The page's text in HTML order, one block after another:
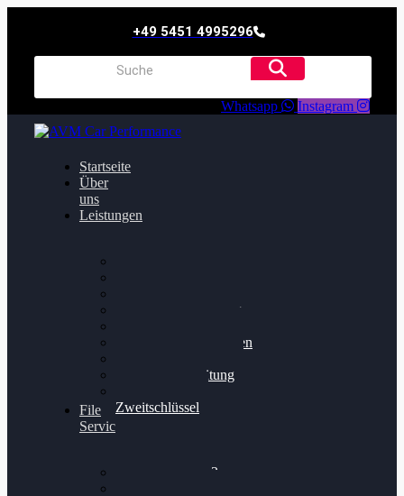
+49 5451 4995296
Whatsapp Instagram
Startseite
Über
uns
Leistungen
Getriebeoptimierung
Bremsscheiben planen
Felgenaufbereitung
Zweitschlüssel
File
Service
Alientech Kess3